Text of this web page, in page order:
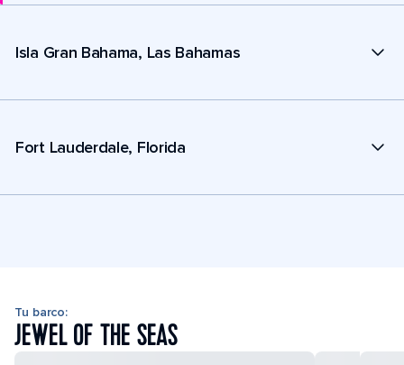
Isla Gran Bahama, Las Bahamas
Fort Lauderdale, Florida
Tu barco:
JEWEL OF THE SEAS